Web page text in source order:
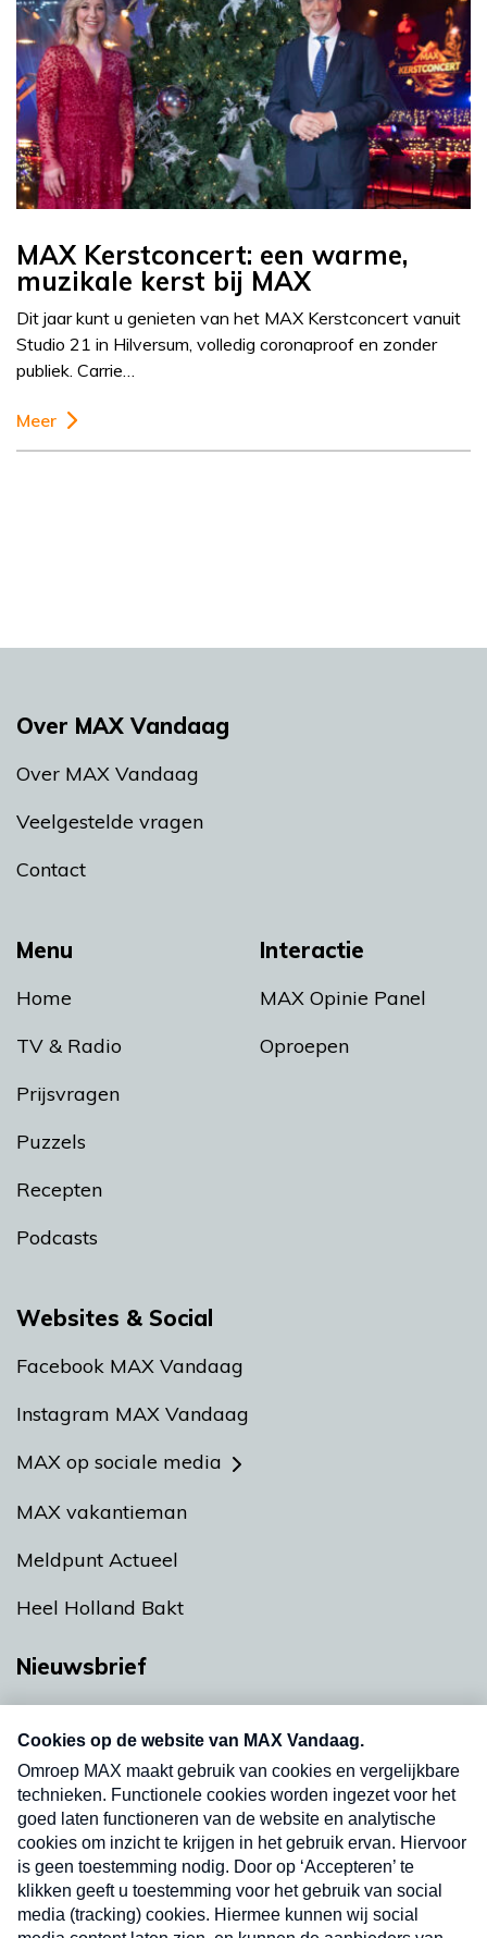
MAX Kerstconcert: een warme,
muzikale kerst bij MAX
Dit jaar kunt u genieten van het MAX Kerstconcert vanuit
Studio 21 in Hilversum, volledig coronaproof en zonder
publiek. Carrie…
Meer
Menu
Home
TV & Radio
Prijsvragen
Puzzels
Recepten
Podcasts
Interactie
MAX Opinie Panel
Oproepen
Over MAX Vandaag
Over MAX Vandaag
Veelgestelde vragen
Contact
Websites & Social
Facebook MAX Vandaag
Instagram MAX Vandaag
MAX op sociale media
MAX vakantieman
Meldpunt Actueel
Heel Holland Bakt
Nieuwsbrief
nieuwsbrief. Elke vrijdag- en dinsdagochtend in
uw mailbox.
Verzend